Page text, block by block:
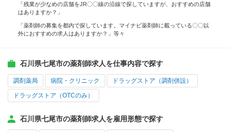
「残業が少なめの店舗をJR〇〇線の沿線で探していますが、おすすめの店舗
はありますか？」
「薬剤師の募集を都内で探しています。マイナビ薬剤師に載っている〇〇以
外におすすめの求人はありますか？」等々
石川県七尾市の薬剤師求人を仕事内容で探す
調剤薬局 病院・クリニック ドラッグストア（調剤併設）
ドラッグストア（OTCのみ）
石川県七尾市の薬剤師求人を雇用形態で探す